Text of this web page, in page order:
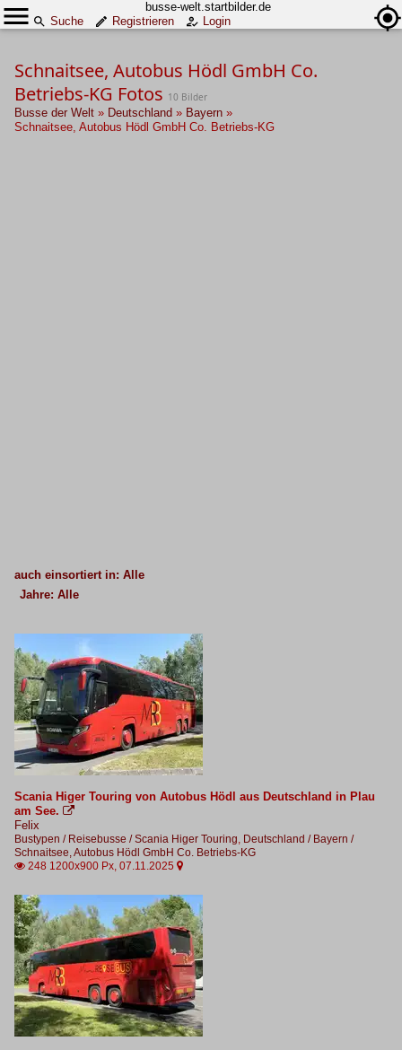
busse-welt.startbilder.de
Suche
Registrieren Login
Schnaitsee, Autobus Hödl GmbH Co.
Betriebs-KG Fotos 10 Bilder
Busse der Welt » Deutschland » Bayern »
Schnaitsee, Autobus Hödl GmbH Co. Betriebs-KG
auch einsortiert in: Alle
Bustypen
Reisebusse
Scania Higer Touring
Van Hool TXxx
Jahre: Alle
Alle Jahre
2020
2024
2025
Scania Higer Touring von Autobus Hödl aus Deutschland in Plau
am See. 
Felix
Bustypen / Reisebusse / Scania Higer Touring, Deutschland / Bayern /
Schnaitsee, Autobus Hödl GmbH Co. Betriebs-KG
 248 1200x900 Px, 07.11.2025 